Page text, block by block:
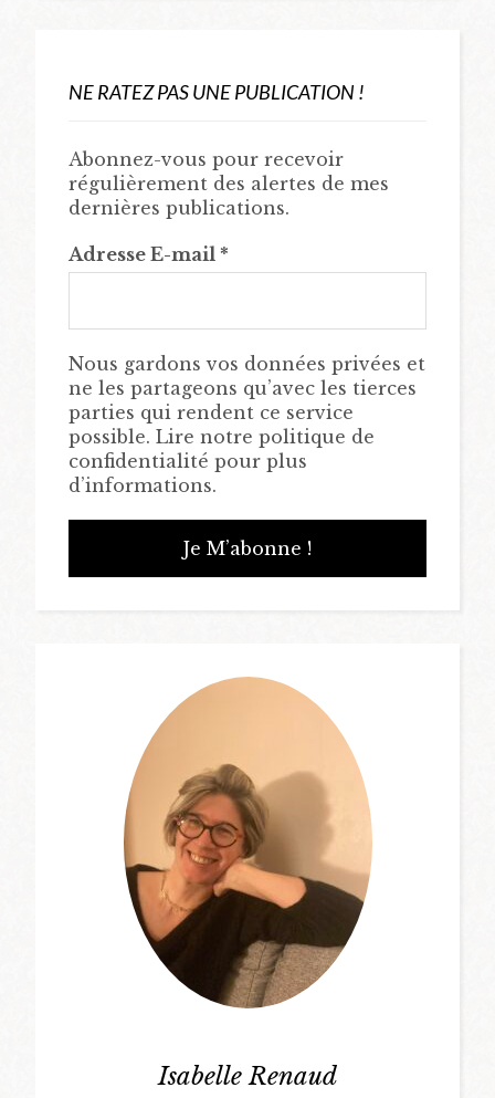
NE RATEZ PAS UNE PUBLICATION !
Abonnez-vous pour recevoir
régulièrement des alertes de mes
dernières publications.
Adresse E-mail *
Nous gardons vos données privées et
ne les partageons qu’avec les tierces
parties qui rendent ce service
possible. Lire notre politique de
confidentialité pour plus
d’informations.
Isabelle Renaud